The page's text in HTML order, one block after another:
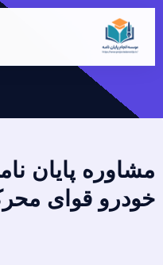
مشاوره پایان
خودرو قوای